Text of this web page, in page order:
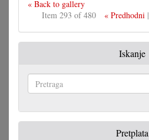
« Back to gallery
Item 293 of 480
« Predhodni|
Iskanje
Pretplata